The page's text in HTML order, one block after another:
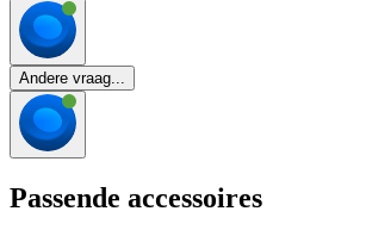
Andere vraag...
Passende accessoires